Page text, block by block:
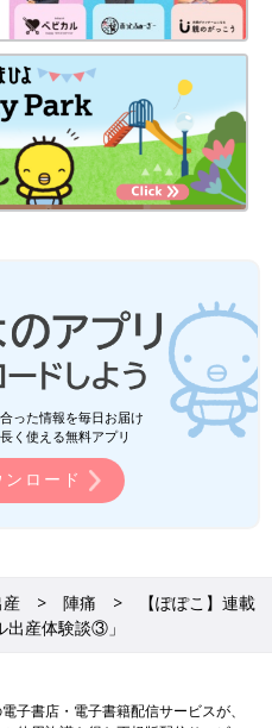
った情報を毎日お届け
く使える無料アプリ
ロード
陣痛
【ぽぽこ】連載
出産体験談③」
子書店・電子書籍配信サービスが、